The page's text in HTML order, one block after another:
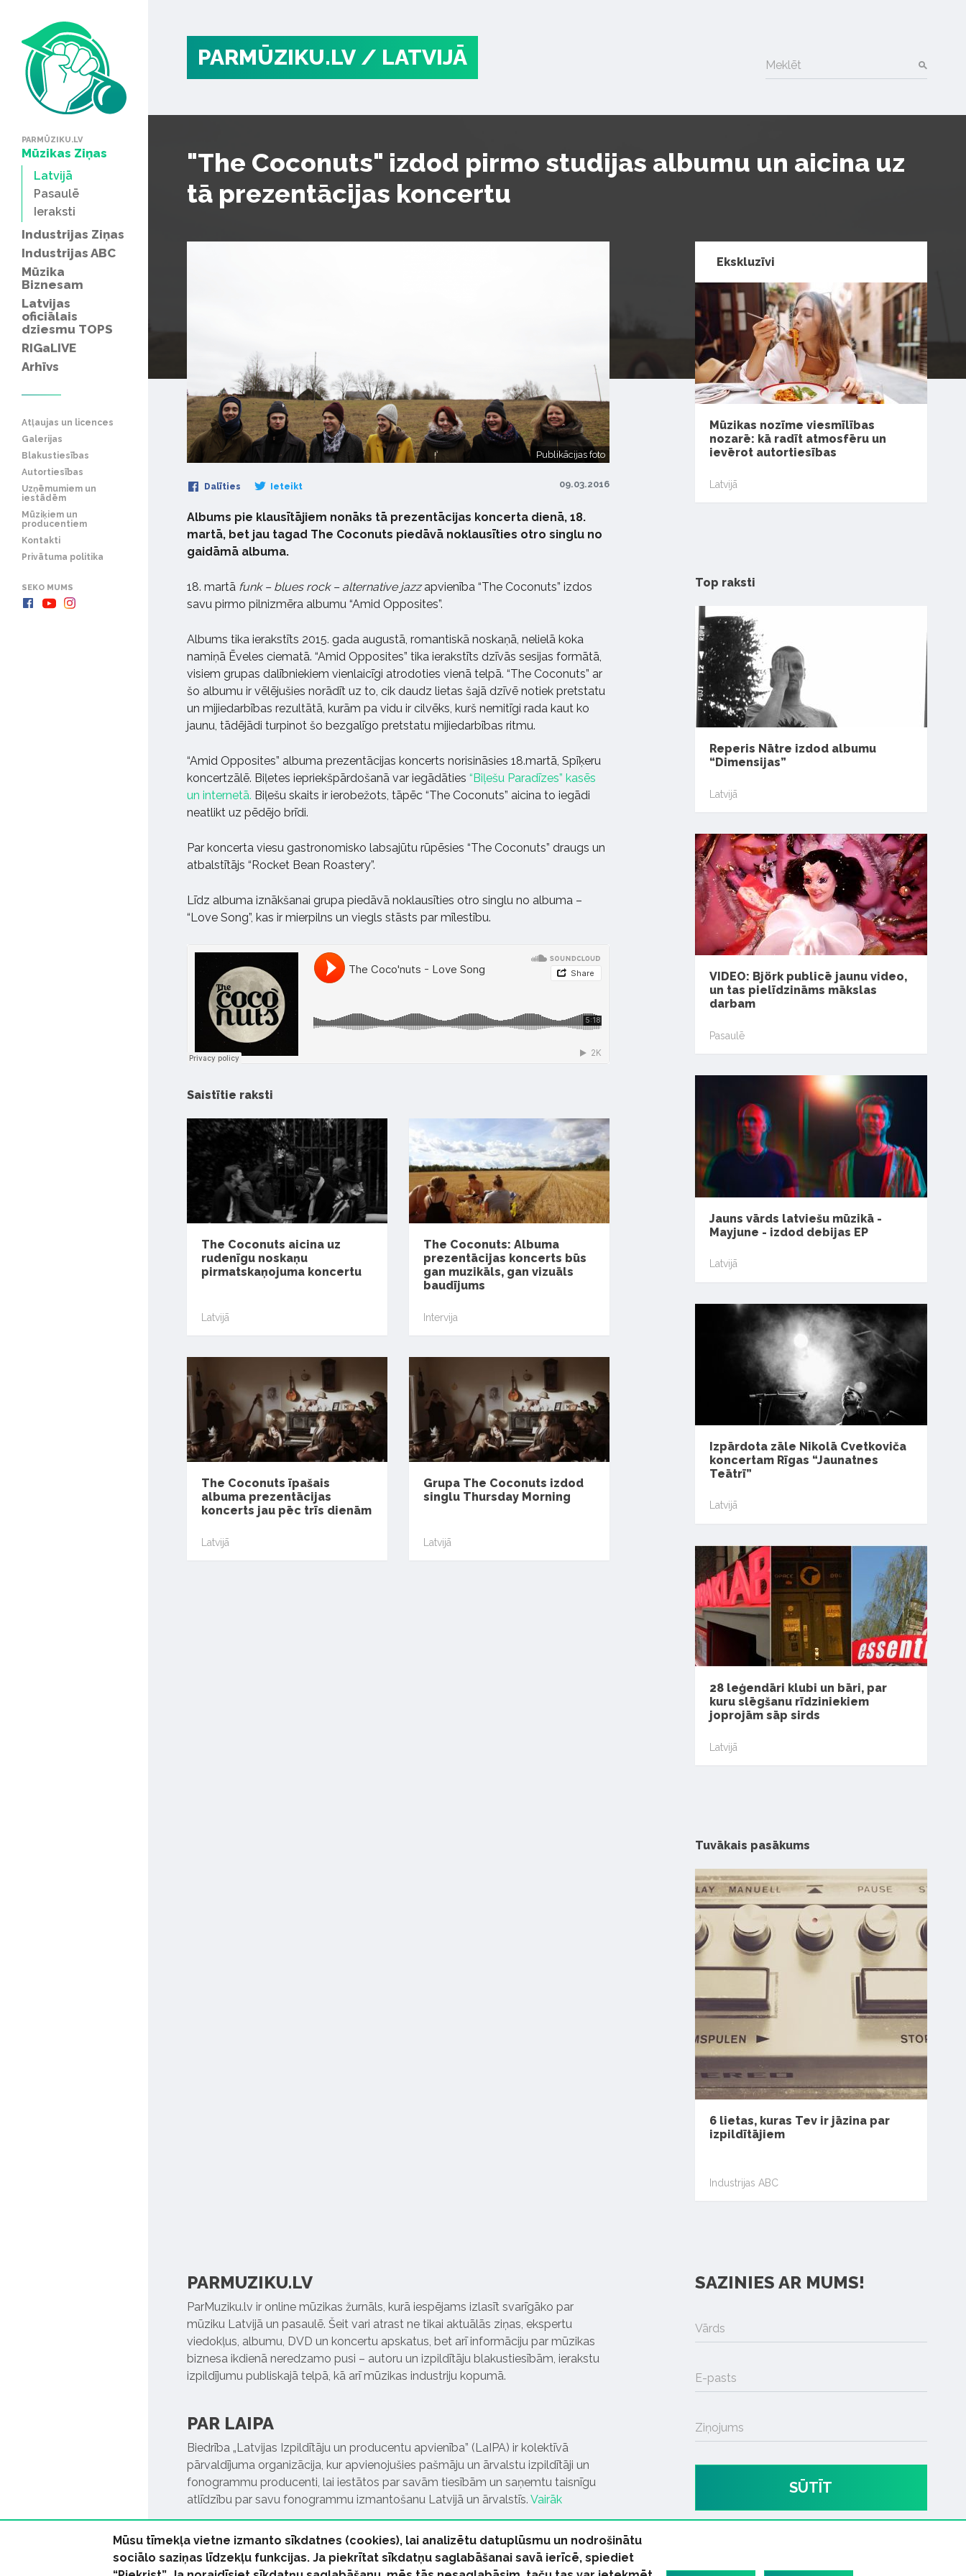
PARMŪZIKU.LV
Mūzikas Ziņas
Latvijā
Pasaulē
Ieraksti
Industrijas Ziņas
Industrijas ABC
Mūzika
Biznesam
Latvijas
oficiālais
dziesmu TOPS
RIGaLIVE
Arhīvs
Atļaujas un licences
Galerijas
Blakustiesības
Autortiesības
Uzņēmumiem un
iestādēm
Mūziķiem un
producentiem
Kontakti
Privātuma politika
SEKO MUMS
PARMŪZIKU.LV / LATVIJĀ Meklēt
"The Coconuts" izdod pirmo studijas albumu un aicina uz
tā prezentācijas koncertu
Publikācijas foto
Dalīties Ieteikt 09.03.2016
Albums pie klausītājiem nonāks tā prezentācijas koncerta dienā, 18.
martā, bet jau tagad The Coconuts piedāvā noklausīties otro singlu no
gaidāmā albuma.
18. martā funk – blues rock – alternative jazzapvienība “The Coconuts” izdos
savu pirmo pilnizmēra albumu “Amid Opposites”.
Albums tika ierakstīts 2015. gada augustā, romantiskā noskaņā, nelielā koka
namiņā Ēveles ciematā. “Amid Opposites” tika ierakstīts dzīvās sesijas formātā,
visiem grupas dalībniekiem vienlaicīgi atrodoties vienā telpā. “The Coconuts” ar
šo albumu ir vēlējušies norādīt uz to, cik daudz lietas šajā dzīvē notiek pretstatu
un mijiedarbības rezultātā, kurām pa vidu ir cilvēks, kurš nemitīgi rada kaut ko
jaunu, tādējādi turpinot šo bezgalīgo pretstatu mijiedarbības ritmu.
“Amid Opposites” albuma prezentācijas koncerts norisināsies 18.martā, Spīķeru
koncertzālē. Biļetes iepriekšpārdošanā var iegādāties “Biļešu Paradīzes” kasēs
un internetā. Biļešu skaits ir ierobežots, tāpēc “The Coconuts” aicina to iegādi
neatlikt uz pēdējo brīdi.
Par koncerta viesu gastronomisko labsajūtu rūpēsies “The Coconuts” draugs un
atbalstītājs “Rocket Bean Roastery”.
Līdz albuma iznākšanai grupa piedāvā noklausīties otro singlu no albuma –
“Love Song”, kas ir mierpilns un viegls stāsts par mīlestību.
Saistītie raksti
The Coconuts aicina uz
rudenīgu noskaņu
pirmatskaņojuma koncertu
Latvijā
The Coconuts: Albuma
prezentācijas koncerts būs
gan muzikāls, gan vizuāls
baudījums
Intervija
The Coconuts īpašais
albuma prezentācijas
koncerts jau pēc trīs dienām
Latvijā
Grupa The Coconuts izdod
singlu Thursday Morning
Latvijā
Ekskluzīvi
Mūzikas nozīme viesmīlības
nozarē: kā radīt atmosfēru un
ievērot autortiesības
Latvijā
Top raksti
Reperis Nātre izdod albumu
“Dimensijas”
Latvijā
VIDEO: Björk publicē jaunu video,
un tas pielīdzināms mākslas
darbam
Pasaulē
Jauns vārds latviešu mūzikā -
Mayjune - izdod debijas EP
Latvijā
Izpārdota zāle Nikolā Cvetkoviča
koncertam Rīgas “Jaunatnes
Teātrī”
Latvijā
28 leģendāri klubi un bāri, par
kuru slēgšanu rīdziniekiem
joprojām sāp sirds
Latvijā
Tuvākais pasākums
6 lietas, kuras Tev ir jāzina par
izpildītājiem
Industrijas ABC
PARMUZIKU.LV
ParMuziku.lv ir online mūzikas žurnāls, kurā iespējams izlasīt svarīgāko par
mūziku Latvijā un pasaulē. Šeit vari atrast ne tikai aktuālās ziņas, ekspertu
viedokļus, albumu, DVD un koncertu apskatus, bet arī informāciju par mūzikas
biznesa ikdienā neredzamo pusi – autoru un izpildītāju blakustiesībām, ierakstu
izpildījumu publiskajā telpā, kā arī mūzikas industriju kopumā.
PAR LAIPA
Biedrība „Latvijas Izpildītāju un producentu apvienība” (LaIPA) ir kolektīvā
pārvaldījuma organizācija, kur apvienojušies pašmāju un ārvalstu izpildītāji un
fonogrammu producenti, lai iestātos par savām tiesībām un saņemtu taisnīgu
atlīdzību par savu fonogrammu izmantošanu Latvijā un ārvalstīs. Vairāk
SAZINIES AR MUMS!
Vārds
E-pasts
Ziņojums
SŪTĪT
Mūsu tīmekļa vietne izmanto sīkdatnes (cookies), lai analizētu datuplūsmu un nodrošinātu
sociālo saziņas līdzekļu funkcijas. Ja piekrītat sīkdatņu saglabāšanai savā ierīcē, spiediet